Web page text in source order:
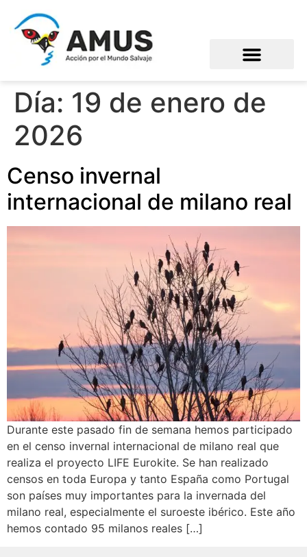
Día: 19 de enero de
2026
Censo invernal
internacional de milano real
Durante este pasado fin de semana hemos participado
en el censo invernal internacional de milano real que
realiza el proyecto LIFE Eurokite. Se han realizado
censos en toda Europa y tanto España como Portugal
son países muy importantes para la invernada del
milano real, especialmente el suroeste ibérico. Este año
hemos contado 95 milanos reales […]